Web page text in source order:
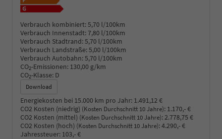
Verbrauch kombiniert:5,70 l/100km
Verbrauch Innenstadt:7,80 l/100km
Verbrauch Stadtrand:5,70 l/100km
Verbrauch Landstraße:5,00 l/100km
Verbrauch Autobahn:5,70 l/100km
CO2-Emissionen: 130,00 g/km
CO2-Klasse: D
Download
Energiekosten bei 15.000 km pro Jahr: 1.491,12 €
CO2 Kosten (niedrig) (Kosten Durchschnitt 10 Jahre): 1.170,- €
CO2 Kosten (mittel) (Kosten Durchschnitt 10 Jahre): 2.778,75 €
CO2 Kosten (hoch) (Kosten Durchschnitt 10 Jahre):4.290,- €
Jahressteuer: 103,- €